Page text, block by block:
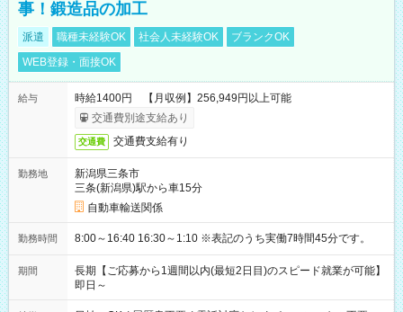
事！鍛造品の加工
派遣 職種未経験OK 社会人未経験OK
ブランクOK
WEB登録・面接OK
給与
時給1400円 【月収例】256,949円以上可能
交通費別途支給あり
交通費 交通費支給有り
勤務地
新潟県三条市
三条(新潟県)駅から車15分
自動車輸送関係
勤務時間 8:00～16:40 16:30～1:10 ※表記のうち実働7時間45分です。
期間
長期【ご応募から1週間以内(最短2日目)のスピード就業が可能】
即日～